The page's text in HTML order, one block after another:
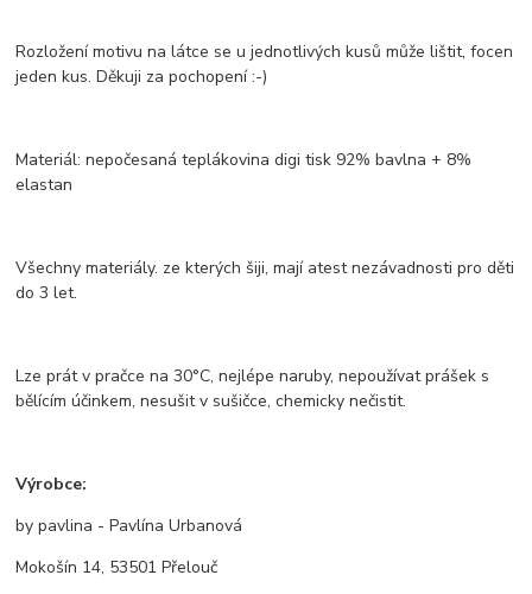
Rozložení motivu na látce se u jednotlivých kusů může lištit, focen
jeden kus. Děkuji za pochopení :-)
Materiál: nepočesaná teplákovina digi tisk 92% bavlna + 8%
elastan
Všechny materiály. ze kterých šiji, mají atest nezávadnosti pro děti
do 3 let.
Lze prát v pračce na 30°C, nejlépe naruby, nepoužívat prášek s
bělícím účinkem, nesušit v sušičce, chemicky nečistit.
Výrobce:
by pavlina - Pavlína Urbanová
Mokošín 14, 53501 Přelouč